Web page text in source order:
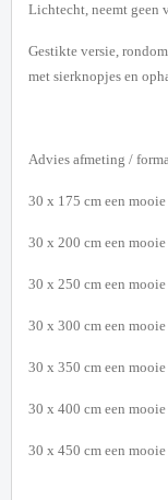
Lichtecht, neemt geen
Gestikte versie,
met sierknopjes en
Advies afmeting /
30 x 175 cm een
30 x 200 cm een
30 x 250 cm een
30 x 300 cm een
30 x 350 cm een
30 x 400 cm een
30 x 450 cm een